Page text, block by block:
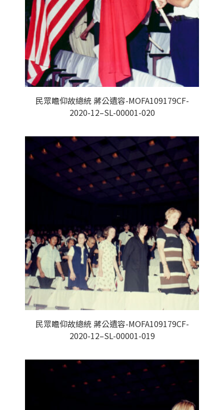
民眾瞻仰故總統 蔣公遺容-MOFA109179CF-
2020-12–SL-00001-020
民眾瞻仰故總統 蔣公遺容-MOFA109179CF-
2020-12–SL-00001-019